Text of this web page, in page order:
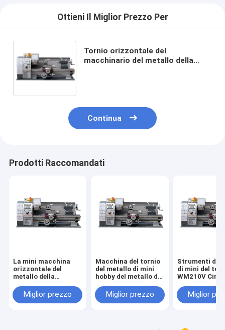
Ottieni Il Miglior Prezzo Per
Tornio orizzontale del
macchinario del metallo della
Continua
Prodotti Raccomandati
La mini macchina
orizzontale del
metallo della
del tornio WM210V
del banco della
Miglior prezzo
Macchina del tornio
del metallo di mini
hobby del metallo di
Miglior prezzo
Strumenti del
di mini del
WM210V Cina
servomotore
precisione
Miglior